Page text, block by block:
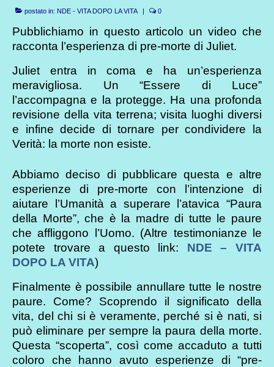
postato in: NDE - VITA DOPO LA VITA | 0
Pubblichiamo in questo articolo un video che
racconta l’esperienza di pre-morte di Juliet.
Juliet entra in coma e ha un’esperienza
meravigliosa. Un “Essere di Luce”
l’accompagna e la protegge. Ha una profonda
revisione della vita terrena; visita luoghi diversi
e infine decide di tornare per condividere la
Verità: la morte non esiste.
Abbiamo deciso di pubblicare questa e altre
esperienze di pre-morte con l’intenzione di
aiutare l’Umanità a superare l’atavica “Paura
della Morte”, che è la madre di tutte le paure
che affliggono l’Uomo. (Altre testimonianze le
potete trovare a questo link: NDE – VITA
DOPO LA VITA)
Finalmente è possibile annullare tutte le nostre
paure. Come? Scoprendo il significato della
vita, del chi si è veramente, perché si è nati, si
può eliminare per sempre la paura della morte.
Questa “scoperta”, così come accaduto a tutti
coloro che hanno avuto esperienze di “pre-